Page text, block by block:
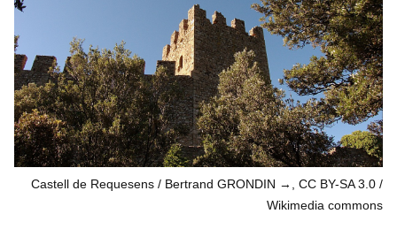
Castell de Requesens / Bertrand GRONDIN →, CC BY-SA 3.0
Wikimedia commons